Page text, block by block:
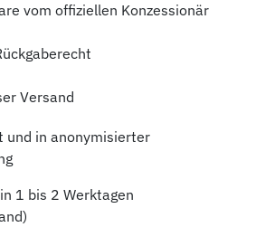
vom offiziellen Konzessionär
Versand
und in anonymisierter
1 bis 2 Werktagen